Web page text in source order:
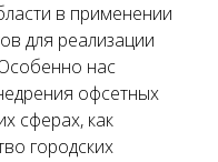
в применении
для реализации
нас
офсетных
сферах, как
городских